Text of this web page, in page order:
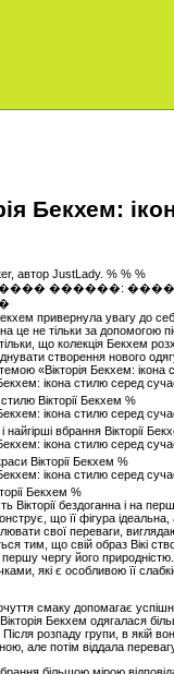
Бекхем:
автор JustLady. % % %
привернула увагу до
це не тільки за допомогою
що колекція Бекхем
створення нового
«Вікторія Бекхем:
Вікторії Бекхем %
найгірші вбрання Вікторії
Вікторії Бекхем %
Бекхем %
Вікторії бездоганна і на
що її фігура
свої переваги,
тим, що свій образ Вікі
чергу його
які є особливою її
смаку допомагає
Бекхем одягалася
розпаду групи, в якій
але потім віддала